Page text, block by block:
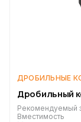
ДРОБИЛЬНЫЕ
Дробильный
Рекомендуемый
Вместимость